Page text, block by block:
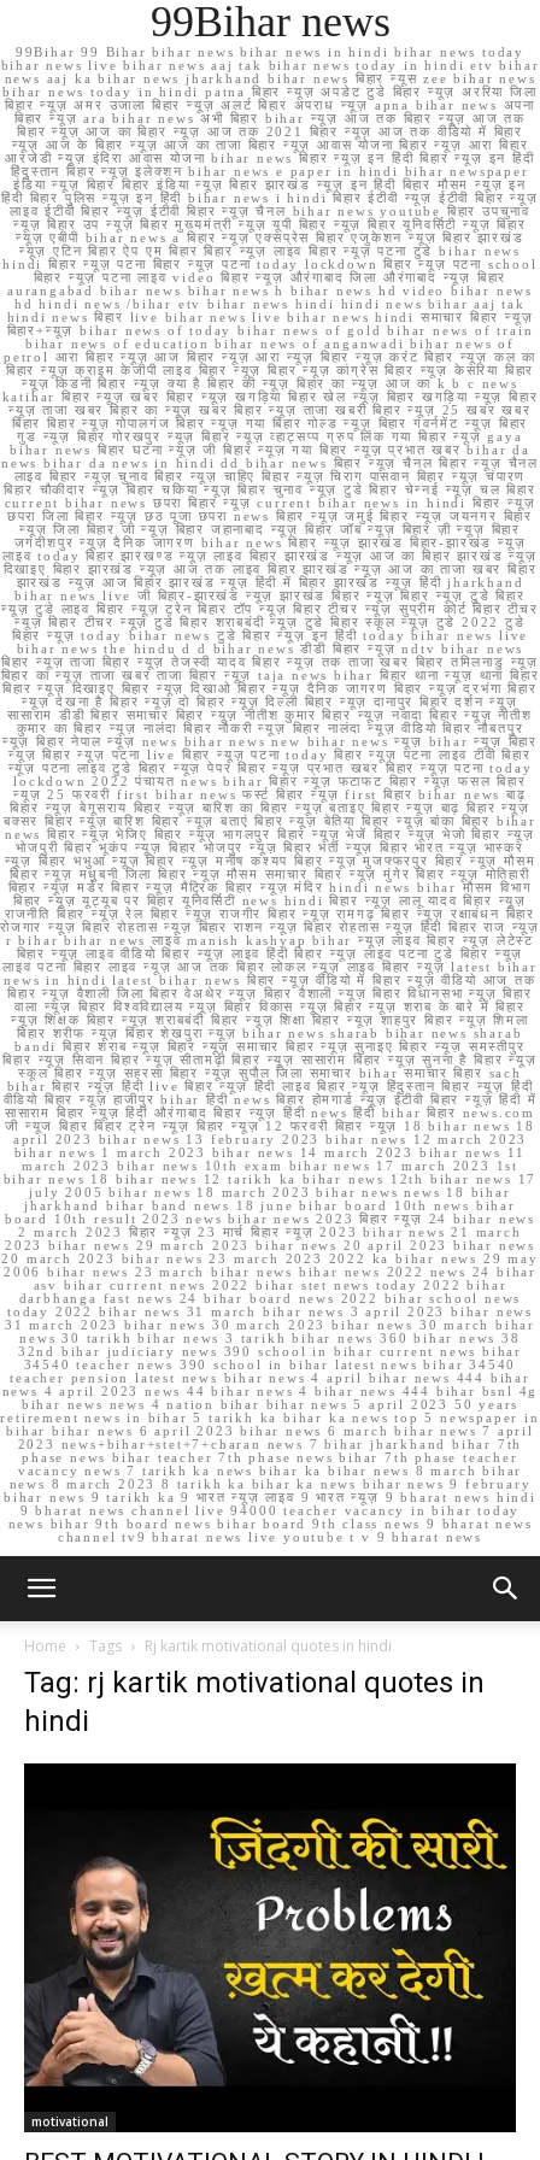
99Bihar news
99Bihar 99 Bihar bihar news bihar news in hindi bihar news today
bihar news live bihar news aaj tak bihar news today in hindi etv bihar
news aaj ka bihar news jharkhand bihar news बिहार न्यूस zee bihar news
bihar news today in hindi patna बिहार न्यूज़ अपडेट टुडे बिहार न्यूज़ अररिया जिला
बिहार न्यूज़ अमर उजाला बिहार न्यूज़ अलर्ट बिहार अपराध न्यूज़ apna bihar news अपना
बिहार न्यूज़ ara bihar news अभी बिहार bihar न्यूज़ आज तक बिहार न्यूज़ आज तक
बिहार न्यूज़ आज का बिहार न्यूज़ आज तक 2021 बिहार न्यूज़ आज तक वीडियो में बिहार
न्यूज़ आज के बिहार न्यूज़ आज का ताजा बिहार न्यूज़ आवास योजना बिहार न्यूज़ आरा बिहार
आरजेडी न्यूज़ इंदिरा आवास योजना bihar news बिहार न्यूज़ इन हिंदी बिहार न्यूज़ इन हिंदी
हिंदुस्तान बिहार न्यूज़ इलेक्शन bihar news e paper in hindi bihar newspaper
इंडिया न्यूज़ बिहार बिहार इंडिया न्यूज़ बिहार झारखंड न्यूज़ इन हिंदी बिहार मौसम न्यूज़ इन
हिंदी बिहार पुलिस न्यूज़ इन हिंदी bihar news i hindi बिहार ईटीवी न्यूज़ ईटीवी बिहार न्यूज़
लाइव ईटीवी बिहार न्यूज़ ईटीवी बिहार न्यूज़ चैनल bihar news youtube बिहार उपचुनाव
न्यूज़ बिहार उप न्यूज़ बिहार मुख्यमंत्री न्यूज़ यूपी बिहार न्यूज़ बिहार यूनिवर्सिटी न्यूज़ बिहार
न्यूज़ एबीपी bihar news a बिहार न्यूज़ एक्सप्रेस बिहार एजुकेशन न्यूज़ बिहार झारखंड
न्यूज़ एटिन बिहार ऐप एम बिहार बिहार न्यूज़ लाइव बिहार न्यूज़ पटना टुडे bihar news
hindi बिहार न्यूज़ पटना बिहार न्यूज़ पटना today lockdown बिहार न्यूज़ पटना school
बिहार न्यूज़ पटना लाइव video बिहार न्यूज़ औरंगाबाद जिला औरंगाबाद न्यूज़ बिहार
aurangabad bihar news bihar news h bihar news hd video bihar news
hd hindi news /bihar etv bihar news hindi hindi news bihar aaj tak
hindi news बिहार live bihar news live bihar news hindi समाचार बिहार न्यूज़
बिहार+न्यूज़ bihar news of today bihar news of gold bihar news of train
bihar news of education bihar news of anganwadi bihar news of
petrol आरा बिहार न्यूज़ आज बिहार न्यूज़ आरा न्यूज़ बिहार न्यूज़ करंट बिहार न्यूज़ कल का
बिहार न्यूज़ क्राइम केजीपी लाइव बिहार न्यूज़ बिहार न्यूज़ कांग्रेस बिहार न्यूज़ केसरिया बिहार
न्यूज़ किडनी बिहार न्यूज़ क्या है बिहार की न्यूज़ बिहार का न्यूज़ आज का k b c news
katihar बिहार न्यूज़ खबर बिहार न्यूज़ खगड़िया बिहार खेल न्यूज़ बिहार खगड़िया न्यूज़ बिहार
न्यूज़ ताजा खबर बिहार का न्यूज़ खबर बिहार न्यूज़ ताजा खबरी बिहार न्यूज़ 25 खबर खबर
बिहार बिहार न्यूज़ गोपालगंज बिहार न्यूज़ गया बिहार गोल्ड न्यूज़ बिहार गवर्नमेंट न्यूज़ बिहार
गुड न्यूज़ बिहार गोरखपुर न्यूज़ बिहार न्यूज़ व्हाट्सप्प ग्रुप लिंक गया बिहार न्यूज़ gaya
bihar news बिहार घटना न्यूज़ जी बिहार न्यूज़ गया बिहार न्यूज़ प्रभात खबर bihar da
news bihar da news in hindi dd bihar news बिहार न्यूज़ चैनल बिहार न्यूज़ चैनल
लाइव बिहार न्यूज़ चुनाव बिहार न्यूज़ चाहिए बिहार न्यूज़ चिराग पासवान बिहार न्यूज़ चंपारण
बिहार चौकीदार न्यूज़ बिहार चकिया न्यूज़ बिहार चुनाव न्यूज़ टुडे बिहार चेन्नई न्यूज़ चल बिहार
current bihar news छपरा बिहार न्यूज़ current bihar news in hindi बिहार न्यूज़
छपरा जिला बिहार न्यूज़ छठ पूजा छपरा news बिहार न्यूज़ जमुई बिहार न्यूज़ जयनगर बिहार
न्यूज़ जिला बिहार जी न्यूज़ बिहार जहानाबाद न्यूज़ बिहार जॉब न्यूज़ बिहार ज़ी न्यूज़ बिहार
जगदीशपुर न्यूज़ दैनिक जागरण bihar news बिहार न्यूज़ झारखंड बिहार-झारखंड न्यूज़
लाइव today बिहार झारखण्ड न्यूज़ लाइव बिहार झारखंड न्यूज़ आज का बिहार झारखंड न्यूज़
दिखाइए बिहार झारखंड न्यूज़ आज तक लाइव बिहार झारखंड न्यूज़ आज का ताजा खबर बिहार
झारखंड न्यूज़ आज बिहार झारखंड न्यूज़ हिंदी में बिहार झारखंड न्यूज़ हिंदी jharkhand
bihar news live जी बिहार-झारखंड न्यूज़ झारखंड बिहार न्यूज़ बिहार न्यूज़ टुडे बिहार
न्यूज़ टुडे लाइव बिहार न्यूज़ ट्रेन बिहार टॉप न्यूज़ बिहार टीचर न्यूज़ सुप्रीम कोर्ट बिहार टीचर
न्यूज़ बिहार टीचर न्यूज़ टुडे बिहार शराबबंदी न्यूज़ टुडे बिहार स्कूल न्यूज़ टुडे 2022 टुडे
बिहार न्यूज़ today bihar news टुडे बिहार न्यूज़ इन हिंदी today bihar news live
bihar news the hindu d d bihar news डीडी बिहार न्यूज़ ndtv bihar news
बिहार न्यूज़ ताजा बिहार न्यूज़ तेजस्वी यादव बिहार न्यूज़ तक ताजा खबर बिहार तमिलनाडु न्यूज़
बिहार का न्यूज़ ताजा खबर ताजा बिहार न्यूज़ taja news bihar बिहार थाना न्यूज़ थाना बिहार
बिहार न्यूज़ दिखाइए बिहार न्यूज़ दिखाओ बिहार न्यूज़ दैनिक जागरण बिहार न्यूज़ दरभंगा बिहार
न्यूज़ देखना है बिहार न्यूज़ दो बिहार न्यूज़ दिल्ली बिहार न्यूज़ दानापुर बिहार दर्शन न्यूज़
सासाराम डीडी बिहार समाचार बिहार न्यूज़ नीतीश कुमार बिहार न्यूज़ नवादा बिहार न्यूज़ नीतीश
कुमार का बिहार न्यूज़ नालंदा बिहार नौकरी न्यूज़ बिहार नालंदा न्यूज़ वीडियो बिहार नौबतपुर
न्यूज़ बिहार नेपाल न्यूज़ news bihar news new bihar news न्यूज़ bihar न्यूज़ बिहार
न्यूज़ बिहार न्यूज़ पटना live बिहार न्यूज़ पटना today बिहार न्यूज़ पटना लाइव टीवी बिहार
न्यूज़ पटना लाइव टुडे बिहार न्यूज़ पेपर बिहार न्यूज़ प्रभात खबर बिहार न्यूज़ पटना today
lockdown 2022 पंचायत news bihar बिहार न्यूज़ फटाफट बिहार न्यूज़ फसल बिहार
न्यूज़ 25 फरवरी first bihar news फर्स्ट बिहार न्यूज़ first बिहार bihar news बाढ़
बिहार न्यूज़ बेगूसराय बिहार न्यूज़ बारिश का बिहार न्यूज़ बताइए बिहार न्यूज़ बाढ़ बिहार न्यूज़
बक्सर बिहार न्यूज़ बारिश बिहार न्यूज़ बताएं बिहार न्यूज़ बेतिया बिहार न्यूज़ बांका बिहार bihar
news बिहार न्यूज़ भेजिए बिहार न्यूज़ भागलपुर बिहार न्यूज़ भेजें बिहार न्यूज़ भेजो बिहार न्यूज़
भोजपुरी बिहार भूकंप न्यूज़ बिहार भोजपुर न्यूज़ बिहार भर्ती न्यूज़ बिहार भारत न्यूज़ भास्कर
न्यूज़ बिहार भभुआ न्यूज़ बिहार न्यूज़ मनीष कश्यप बिहार न्यूज़ मुजफ्फरपुर बिहार न्यूज़ मौसम
बिहार न्यूज़ मधुबनी जिला बिहार न्यूज़ मौसम समाचार बिहार न्यूज़ मुंगेर बिहार न्यूज़ मोतिहारी
बिहार न्यूज़ मर्डर बिहार न्यूज़ मैट्रिक बिहार न्यूज़ मंदिर hindi news bihar मौसम विभाग
बिहार न्यूज़ यूट्यूब पर बिहार यूनिवर्सिटी news hindi बिहार न्यूज़ लालू यादव बिहार न्यूज़
राजनीति बिहार न्यूज़ रेल बिहार न्यूज़ राजगीर बिहार न्यूज़ रामगढ़ बिहार न्यूज़ रक्षाबंधन बिहार
रोजगार न्यूज़ बिहार रोहतास न्यूज़ बिहार राशन न्यूज़ बिहार रोहतास न्यूज़ हिंदी बिहार राज न्यूज़
r bihar bihar news लाइव manish kashyap bihar न्यूज़ लाइव बिहार न्यूज़ लेटेस्ट
बिहार न्यूज़ लाइव वीडियो बिहार न्यूज़ लाइव हिंदी बिहार न्यूज़ लाइव पटना टुडे बिहार न्यूज़
लाइव पटना बिहार लाइव न्यूज़ आज तक बिहार लोकल न्यूज़ लाइव बिहार न्यूज़ latest bihar
news in hindi latest bihar news बिहार न्यूज़ वीडियो में बिहार न्यूज़ वीडियो आज तक
बिहार न्यूज़ वैशाली जिला बिहार वेअथेर न्यूज़ बिहार वैशाली न्यूज़ बिहार विधानसभा न्यूज़ बिहार
वाला न्यूज़ बिहार विश्वविद्यालय न्यूज़ बिहार विकास न्यूज़ बिहार न्यूज़ शराब के बारे में बिहार
न्यूज़ शिक्षक बिहार न्यूज़ शराबबंदी बिहार न्यूज़ शिक्षा बिहार न्यूज़ शाहपुर बिहार न्यूज़ शिमला
बिहार शरीफ न्यूज़ बिहार शेखपुरा न्यूज़ bihar news sharab bihar news sharab
bandi बिहार शराब न्यूज़ बिहार न्यूज़ समाचार बिहार न्यूज़ सुनाइए बिहार न्यूज़ समस्तीपुर
बिहार न्यूज़ सिवान बिहार न्यूज़ सीतामढ़ी बिहार न्यूज़ सासाराम बिहार न्यूज़ सुनना है बिहार न्यूज़
स्कूल बिहार न्यूज़ सहरसा बिहार न्यूज़ सुपौल जिला समाचार bihar समाचार बिहार sach
bihar बिहार न्यूज़ हिंदी live बिहार न्यूज़ हिंदी लाइव बिहार न्यूज़ हिंदुस्तान बिहार न्यूज़ हिंदी
वीडियो बिहार न्यूज़ हाजीपुर bihar हिंदी news बिहार होमगार्ड न्यूज़ ईटीवी बिहार न्यूज़ हिंदी में
सासाराम बिहार न्यूज़ हिंदी औरंगाबाद बिहार न्यूज़ हिंदी news हिंदी bihar बिहार news.com
जी न्यूज बिहार बिहार ट्रेन न्यूज़ बिहार न्यूज़ 12 फरवरी बिहार न्यूज़ 18 bihar news 18
april 2023 bihar news 13 february 2023 bihar news 12 march 2023
bihar news 1 march 2023 bihar news 14 march 2023 bihar news 11
march 2023 bihar news 10th exam bihar news 17 march 2023 1st
bihar news 18 bihar news 12 tarikh ka bihar news 12th bihar news 17
july 2005 bihar news 18 march 2023 bihar news news 18 bihar
jharkhand bihar band news 18 june bihar board 10th news bihar
board 10th result 2023 news bihar news 2023 बिहार न्यूज़ 24 bihar news
2 march 2023 बिहार न्यूज़ 23 मार्च बिहार न्यूज़ 2023 bihar news 21 march
2023 bihar news 29 march 2023 bihar news 20 april 2023 bihar news
20 march 2023 bihar news 23 march 2023 2022 ka bihar news 29 may
2006 bihar news 23 march bihar news bihar news 2022 news 24 bihar
asv bihar current news 2022 bihar stet news today 2022 bihar
darbhanga fast news 24 bihar board news 2022 bihar school news
today 2022 bihar news 31 march bihar news 3 april 2023 bihar news
31 march 2023 bihar news 30 march 2023 bihar news 30 march bihar
news 30 tarikh bihar news 3 tarikh bihar news 360 bihar news 38
32nd bihar judiciary news 390 school in bihar current news bihar
34540 teacher news 390 school in bihar latest news bihar 34540
teacher pension latest news bihar news 4 april bihar news 444 bihar
news 4 april 2023 news 44 bihar news 4 bihar news 444 bihar bsnl 4g
bihar news news 4 nation bihar bihar news 5 april 2023 50 years
retirement news in bihar 5 tarikh ka bihar ka news top 5 newspaper in
bihar bihar news 6 april 2023 bihar news 6 march bihar news 7 april
2023 news+bihar+stet+7+charan news 7 bihar jharkhand bihar 7th
phase news bihar teacher 7th phase news bihar 7th phase teacher
vacancy news 7 tarikh ka news bihar ka bihar news 8 march bihar
news 8 march 2023 8 tarikh ka bihar ka news bihar news 9 february
bihar news 9 tarikh ka 9 भारत न्यूज़ लाइव 9 भारत न्यूज़ 9 bharat news hindi
9 bharat news channel live 94000 teacher vacancy in bihar today
news bihar 9th board news bihar board 9th class news 9 bharat news
channel tv9 bharat news live youtube t v 9 bharat news
Home Tags Rj kartik motivational quotes in hindi
Tag: rj kartik motivational quotes in
hindi
motivational